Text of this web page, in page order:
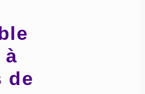
à
de